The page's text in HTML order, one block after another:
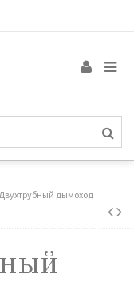
Двухтрубный дымоход